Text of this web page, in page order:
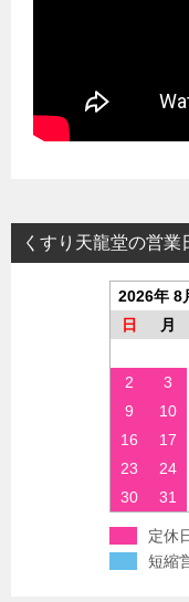
くすり天龍堂の営業
2026年 8
日
月
2
3
9
10
16
17
23
24
30
31
定休
短縮